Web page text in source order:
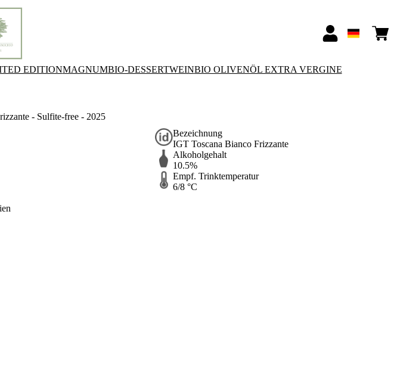
EDITIONMAGNUMBIO-DESSERTWEINBIO OLIVENÖL EXTRA VERGINE
- Sulfite-free - 2025
Bezeichnung
IGT Toscana Bianco Frizzante
Alkoholgehalt
10.5%
Empf. Trinktemperatur
6/8 °C